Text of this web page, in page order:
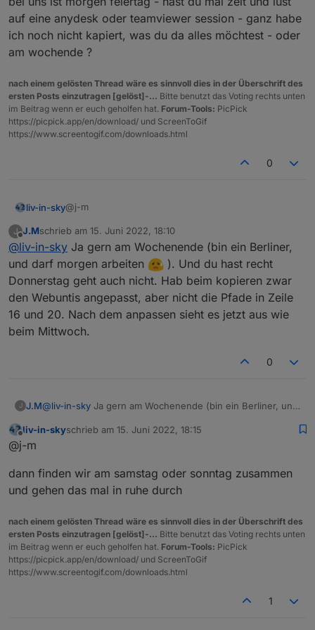
"read": true
    },
    "native": {},
    "
from
"ts" : 1653733730760,
"_id": "webuntis.0.0.0.room",
"acl": {
      "
object": 1636,
,
  },
    "type":
"state" ,
"common": {
      "name":
"startTime",
"role": "value",
"type": "string" ,
"write": false,
"read"
"ts"
: 1653733730733
"_id"
: "webuntis.0.0.0.startTime"
"acl" : {
"owner": "system.user.admin",
"ownerGroup" :
  },
  "webuntis.
0.0.0.teacher": {
    "type":
"state",
"common": {
      "name":
"teacher",
Und hier hab ich den Objektbaum vom heutigen Tag, hoffe
das ist das, wonach du letztens gefragt hast.Wollte den
kompletten, an den will er nicht, über 3000 Zeilen sind ihm
auf eine anydesk oder teamviewer session - ganz habe
ich noch nicht kapiert, was du da alles möchtest - oder
am wochende ?
nach einem gelösten Thread wäre es sinnvoll dies in der Überschrift des
ersten Posts einzutragen [gelöst]-... Bitte benutzt das Voting rechts unten
im Beitrag wenn er euch geholfen hat. Forum-Tools: PicPick
https://picpick.app/en/download/ und ScreenToGif
https://www.screentogif.com/downloads.html
0
liv-in-sky@j-m
bei uns ist morgen feiertag - hast du mal zeit und lust
auf eine anydesk oder teamviewer session - ganz
habe ich noch nicht kapiert, was du da alles möchtest
- oder am wochende ?
J
Offline
J.Mschrieb am 15. Juni 2022, 18:10
zuletzt editiert von
@liv-in-sky Ja gern am Wochenende (bin ein Berliner,
und darf morgen arbeiten
). Und du hast recht
Donnerstag geht auch nicht. Hab beim kopieren zwar
den Webuntis angepasst, aber nicht die Pfade in Zeile
16 und 20. Nach dem anpassen sieht es jetzt aus wie
beim Mittwoch.
0
J J.M@liv-in-sky Ja gern am Wochenende (bin ein Berliner, und
geht auch nicht. Hab beim kopieren zwar den Webuntis
Offline
liv-in-skyschrieb am 15. Juni 2022, 18:15
zuletzt editiert von
@j-m
dann finden wir am samstag oder sonntag zusammen
und gehen das mal in ruhe durch
nach einem gelösten Thread wäre es sinnvoll dies in der Überschrift des
ersten Posts einzutragen [gelöst]-... Bitte benutzt das Voting rechts unten
im Beitrag wenn er euch geholfen hat. Forum-Tools: PicPick
https://picpick.app/en/download/ und ScreenToGif
https://www.screentogif.com/downloads.html
1